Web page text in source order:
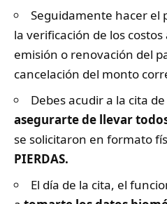
Seguidamente hacer el
la verificación de los costos
emisión o renovación del
cancelación del monto
Debes acudir a la cita
asegurarte de llevar
se solicitaron en formato
PIERDAS.
El día de la cita, el